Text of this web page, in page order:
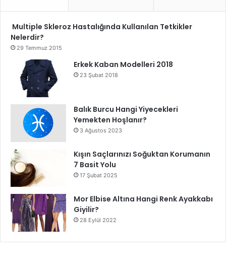
Multiple Skleroz Hastalığında Kullanılan Tetkikler
Nelerdir?
29 Temmuz 2015
Erkek Kaban Modelleri 2018
23 Şubat 2018
Balık Burcu Hangi Yiyecekleri
Yemekten Hoşlanır?
3 Ağustos 2023
Kışın Saçlarınızı Soğuktan Korumanın
7 Basit Yolu
17 Şubat 2025
Mor Elbise Altına Hangi Renk Ayakkabı
Giyilir?
28 Eylül 2022